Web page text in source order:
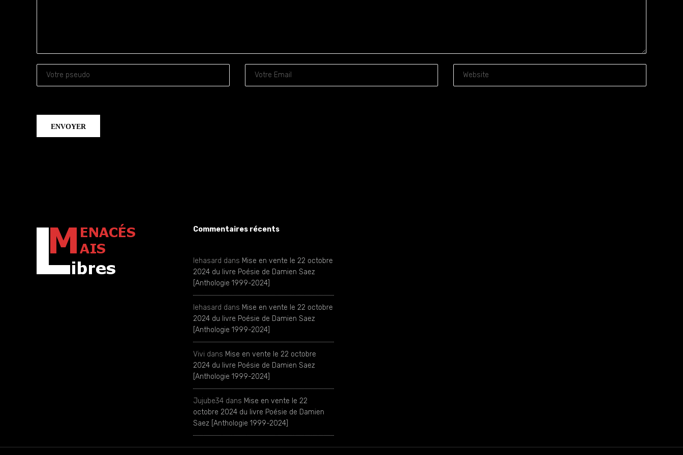
Commentaires récents
lehasard dans Mise en vente le 22 octobre
2024 du livre Poésie de Damien Saez
[Anthologie 1999-2024]
lehasard dans Mise en vente le 22 octobre
2024 du livre Poésie de Damien Saez
[Anthologie 1999-2024]
Vivi dans Mise en vente le 22 octobre
2024 du livre Poésie de Damien Saez
[Anthologie 1999-2024]
Jujube34dans Mise en vente le 22
octobre 2024 du livre Poésie de Damien
Saez [Anthologie 1999-2024]